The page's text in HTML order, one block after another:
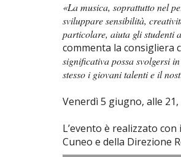
«La musica, soprattutto nel
sviluppare sensibilità,
particolare, aiuta gli studenti
commenta la consigliera
significativa possa svolgersi
stesso i giovani talenti e il
Venerdì 5 giugno, alle
L’evento è realizzato
Cuneo e della Direzione